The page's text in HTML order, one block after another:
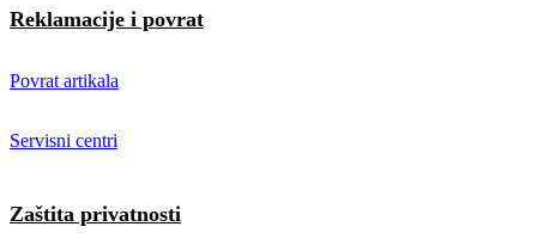
Reklamacije i povrat
Povrat artikala
Servisni centri
Zaštita privatnosti